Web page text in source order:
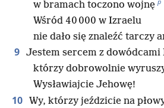
w bramach toczono wojnę
Wśród 40 000 w Izraelu
nie dało się znaleźć tarczy
9 Jestem sercem z dowódcami
którzy dobrowolnie
Wysławiajcie Jehowę!
10 Wy, którzy jeździcie na